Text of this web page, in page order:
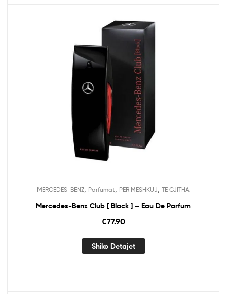
MERCEDES-BENZ Parfumat PËR MESHKUJ TË GJITHA
Mercedes-Benz Club [ Black ] – Eau De Parfum
€77.90
Shiko Detajet